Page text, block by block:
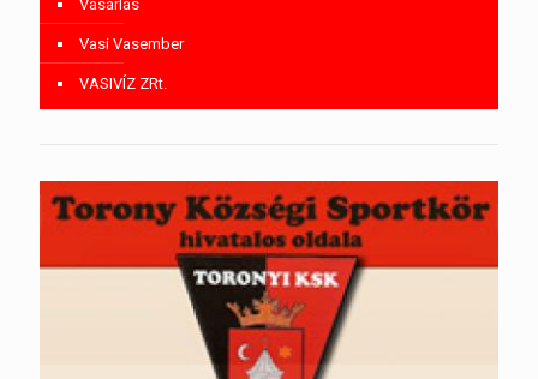
Vásárlás
Vasi Vasember
VASIVÍZ ZRt.